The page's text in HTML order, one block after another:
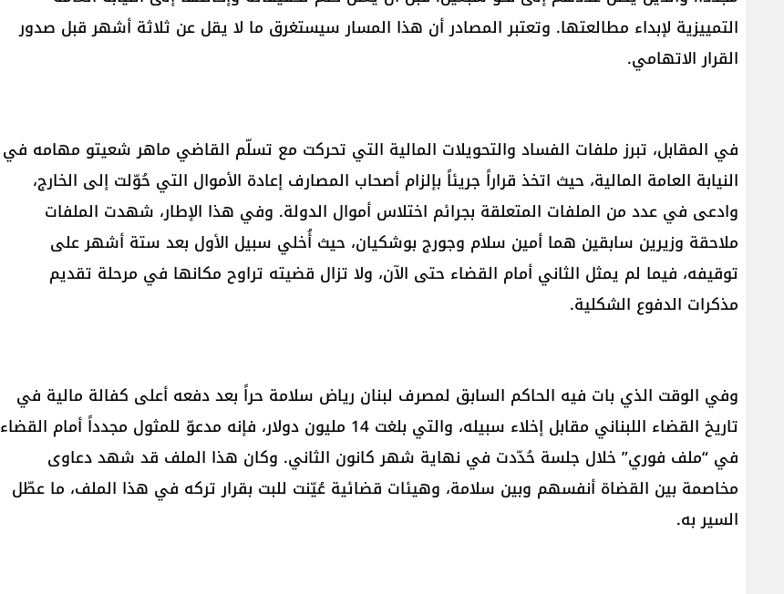
التمييزية لإبداء مطالعتها. وتعتبر المصادر أن هذا المسار سيستغرق ما لا يقل عن ثلاثة أشهر قبل صدور
القرار الاتهامي.
في المقابل، تبرز ملفات الفساد والتحويلات المالية التي تحركت مع تسلّم القاضي ماهر شعيتو مهامه في
النيابة العامة المالية، حيث اتخذ قراراً جريئاً بإلزام أصحاب المصارف إعادة الأموال التي حُوّلت إلى الخارج،
وادعى في عدد من الملفات المتعلقة بجرائم اختلاس أموال الدولة. وفي هذا الإطار، شهدت الملفات
ملاحقة وزيرين سابقين هما أمين سلام وجورج بوشكيان، حيث أُخلي سبيل الأول بعد ستة أشهر على
توقيفه، فيما لم يمثل الثاني أمام القضاء حتى الآن، ولا تزال قضيته تراوح مكانها في مرحلة تقديم
مذكرات الدفوع الشكلية.
وفي الوقت الذي بات فيه الحاكم السابق لمصرف لبنان رياض سلامة حراً بعد دفعه أعلى كفالة مالية في
تاريخ القضاء اللبناني مقابل إخلاء سبيله، والتي بلغت 14 مليون دولار، فإنه مدعوّ للمثول مجدداً أمام القضاء
في “ملف فوري” خلال جلسة حُدّدت في نهاية شهر كانون الثاني. وكان هذا الملف قد شهد دعاوى
مخاصمة بين القضاة أنفسهم وبين سلامة، وهيئات قضائية عُيّنت للبت بقرار تركه في هذا الملف، ما عطّل
السير به.